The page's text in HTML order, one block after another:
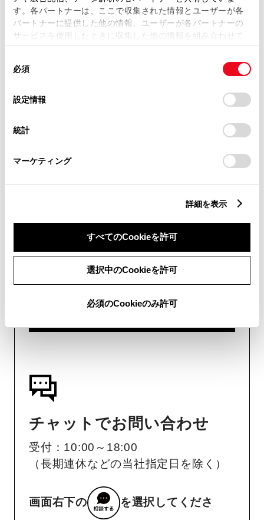
す。各パートナーは、ここで収集された情報とユーザーが各
パートナーに提供した他の情報、ユーザーが各パートナーの
サービスを使用したときに収集した他の情報を組み合わせて
使用することがあります。当ウェブサイトの使用を続行する
デバイスにすべてのCookie(クッキー)が保存されることに同
意したことになります。Cookie(クッキー)のオプトアウト、
設定の変更、同意を撤回したりするにあたっては、当社の
「Cookie（クッキー）情報の取り扱いについて
」をご覧くだ
必須
設定情報
統計
マーケティング
詳細を表示
すべてのCookieを許可
選択中のCookieを許可
必須のCookieのみ許可
ではお客様のお名前でのご注文
状況が分かりかねます）
純正部品の品番、価格、取り付
（部品の販
売、取り付け等は販売店を窓口
トヨタ販売店へのお問い合わせ
おクルマに関するお問い合わせ
は、自動車検査証（車検証）をご
用意いただくとスムーズな対応
が可能です。
リコール等情報はこちら
チャットでお問い合わせ
受付：10:00～18:00
（長期連休などの当社指定日を除く）
画面右下の を選択してくださ